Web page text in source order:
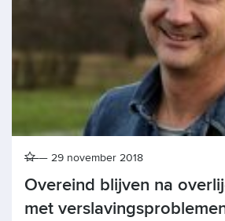
Overeind blijven na
met
29 november 2018